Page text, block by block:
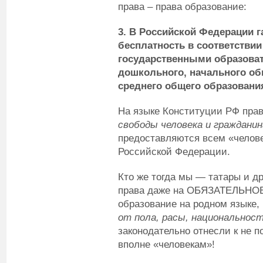
права – права образование:
3. В Российской Федерации
бесплатность в
государственными
дошкольного, начального
среднего общего
На языке Конституции РФ
свободы человека и
предоставляются всем
Российской Федерации.
Кто же тогда мы — татары и
права даже на ОБЯЗАТЕЛЬНОЕ
образование на родном языке,
от пола, расы,
законодательно отнесли к не
вполне «человекам»!